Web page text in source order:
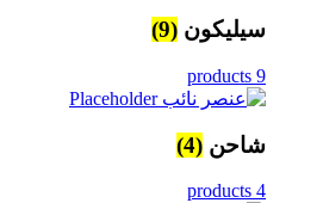
سيليكون (9)
9 products
شاحن (4)
4 products